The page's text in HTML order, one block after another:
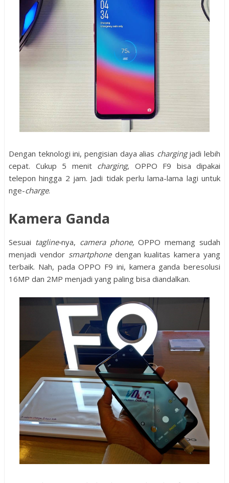
Dengan teknologi ini, pengisian daya alias chargingjadi lebih
cepat. Cukup 5 menit charging, OPPO F9 bisa dipakai
telepon hingga 2 jam. Jadi tidak perlu lama-lama lagi untuk
nge-charge.
Kamera Ganda
Sesuai tagline-nya, camera phone, OPPO memang sudah
menjadi vendor smartphonedengan kualitas kamera yang
terbaik. Nah, pada OPPO F9 ini, kamera ganda beresolusi
16MP dan 2MP menjadi yang paling bisa diandalkan.